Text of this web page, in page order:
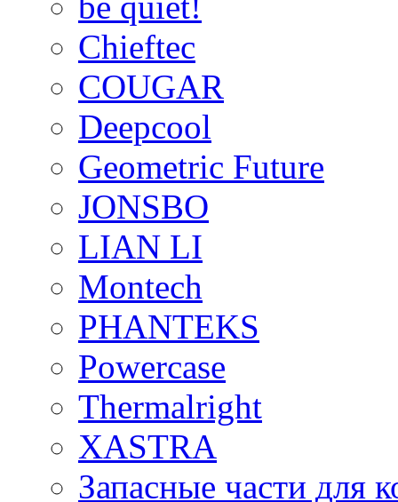
Chieftec
COUGAR
Deepcool
Geometric Future
JONSBO
LIAN LI
Montech
PHANTEKS
Powercase
Thermalright
XASTRA
Запасные части для